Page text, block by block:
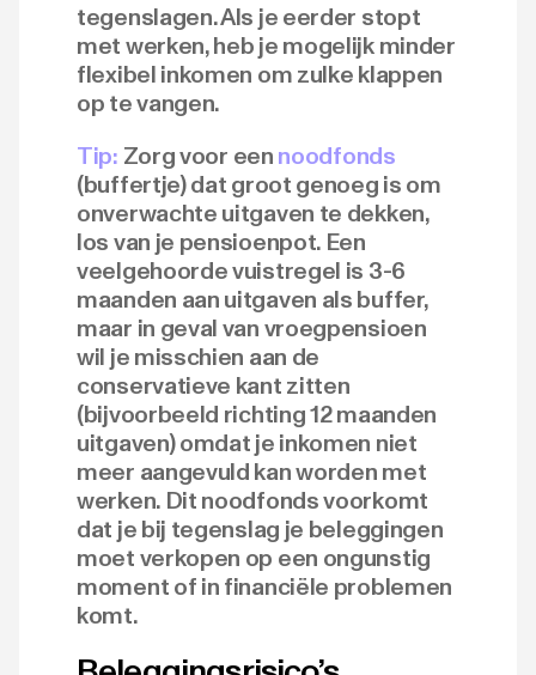
tegenslagen. Als je eerder stopt
met werken, heb je mogelijk minder
flexibel inkomen om zulke klappen
op te vangen.
Tip: Zorg voor een noodfonds
(buffertje) dat groot genoeg is om
onverwachte uitgaven te dekken,
los van je pensioenpot. Een
veelgehoorde vuistregel is 3-6
maanden aan uitgaven als buffer,
maar in geval van vroegpensioen
wil je misschien aan de
conservatieve kant zitten
(bijvoorbeeld richting 12 maanden
uitgaven) omdat je inkomen niet
meer aangevuld kan worden met
werken. Dit noodfonds voorkomt
dat je bij tegenslag je beleggingen
moet verkopen op een ongunstig
moment of in financiële problemen
komt.